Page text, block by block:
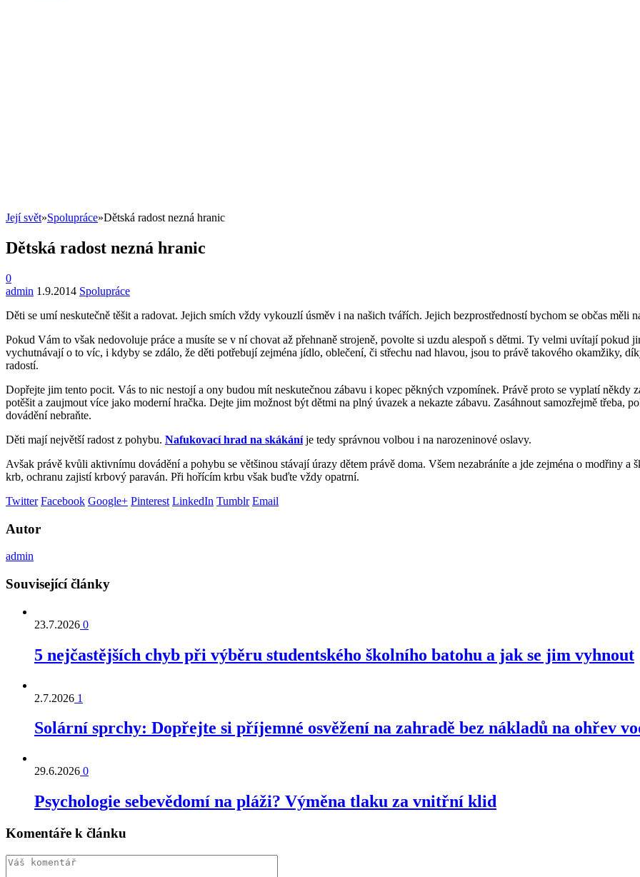
Její svět»Spolupráce»Dětská radost nezná hranic
Dětská radost nezná hranic
0
admin 1.9.2014 Spolupráce
Děti se umí neskutečně těšit a radovat. Jejich smích vždy vykouzlí úsměv i na našich tvářích. Jejich bezprostředností bychom se občas měli
Pokud Vám to však nedovoluje práce a musíte se v ní chovat až přehnaně strojeně, povolte si uzdu alespoň s dětmi. Ty velmi uvítají pokud
vychutnávají o to víc, i kdyby se zdálo, že děti potřebují zejména jídlo, oblečení, či střechu nad hlavou, jsou to právě takového okamžiky,
radostí.
Dopřejte jim tento pocit. Vás to nic nestojí a ony budou mít neskutečnou zábavu i kopec pěkných vzpomínek. Právě proto se vyplatí někdy
potěšit a zaujmout více jako moderní hračka. Dejte jim možnost být dětmi na plný úvazek a nekazte zábavu. Zasáhnout samozřejmě třeba,
dovádění nebraňte.
Děti mají největší radost z pohybu. Nafukovací hrad na skákáníje tedy správnou volbou i na narozeninové oslavy.
Avšak právě kvůli aktivnímu dovádění a pohybu se většinou stávají úrazy dětem právě doma. Všem nezabráníte a jde zejména o modřiny a
krb, ochranu zajistí krbový paraván. Při hořícím krbu však buďte vždy opatrní.
Twitter Facebook Google+ Pinterest LinkedIn Tumblr Email
Autor
admin
Související články
23.7.2026 0
5 nejčastějších chyb při výběru studentského školního batohu a jak se jim vyhnout
2.7.2026 1
Solární sprchy: Dopřejte si příjemné osvěžení na zahradě bez nákladů na ohřev
29.6.2026 0
Psychologie sebevědomí na pláži? Výměna tlaku za vnitřní klid
Komentáře k článku